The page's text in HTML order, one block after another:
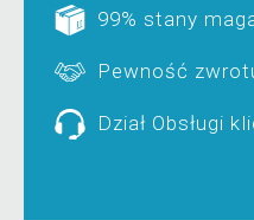
99% stany
Pewność
Dział Obsługi